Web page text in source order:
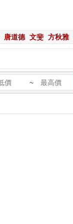
唐道德 文斐 方秋雅
~